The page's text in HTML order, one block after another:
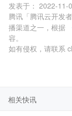
发表于： 2022-11-
腾讯「腾讯云开发
播渠道之一，根据
容。
如有侵权，请联系
相关快讯